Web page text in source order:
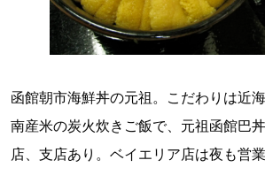
函館朝市海鮮丼の元祖。こだわりは近
南産米の炭火炊きご飯で、元祖函館巴
店、支店あり。ベイエリア店は夜も営